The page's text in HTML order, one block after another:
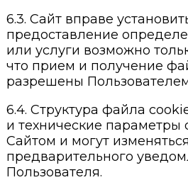
6.3. Сайт вправе
предоставление
или услуги возможно
что прием и получение
разрешены
6.4. Структура файла
и технические параметры
Сайтом и могут
предварительного
Пользователя.